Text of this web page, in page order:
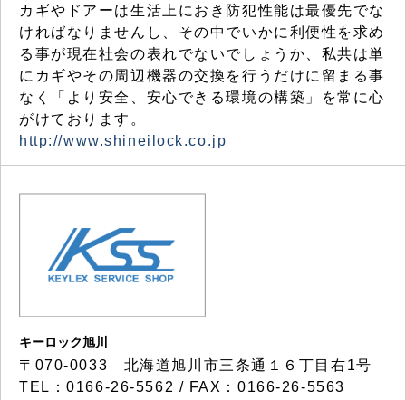
カギやドアーは生活上におき防犯性能は最優先でな
ければなりませんし、その中でいかに利便性を求め
る事が現在社会の表れでないでしょうか、私共は単
にカギやその周辺機器の交換を行うだけに留まる事
なく「より安全、安心できる環境の構築」を常に心
がけております。
http://www.shineilock.co.jp
キーロック旭川
〒070-0033 北海道旭川市三条通１６丁目右1号
TEL：0166-26-5562 / FAX：0166-26-5563